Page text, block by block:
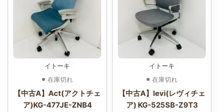
イトーキ
在庫切れ
【中古A】Act(アクトチェ
ア)KG-477JE-ZNB4
イトーキ
在庫切れ
【中古A】levi(レヴィチェ
ア) KG-525SB-Z9T3